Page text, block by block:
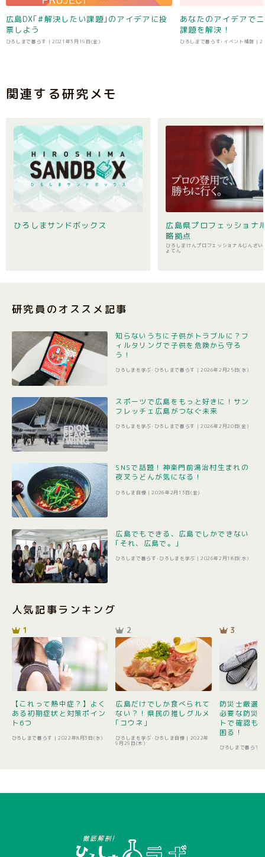
広島DX｢#解決したい課題｣のアイデアに投
票しよう
ひろしまで暮らす |2021年3月19日(金)
あなたのアイデアで
課題を解決！
ひろしまで暮らす･イベント情報 |
関連する研究メモ
ひろしまサンドボックス
広島県プロフェッショナ
略拠点
ひろしまけんプロフェッショナルじんざい
ょてん
研究員のオススメ記事
知らないうちに子供がトラブルに？フ
ィルタリングで子供を危険から守ろ
う！
ひろしまを学ぶ･ひろしまで暮らす | 2026年2月25日(水)
スポーツで広島をもっと好きに！サン
フレッチェ広島がつなぐ未来
ひろしまを学ぶ･ひろしまで暮らす | 2026年2月20日(金)
SNSで話題！神楽門前湯治村生まれの
夜叉うどんが気になる！
ひろしま自慢 |2026年2月13日(金)
広島でもできる、広島でしかできない
｢それ、広島で。｣
ひろしまで暮らす･ひろしまを学ぶ | 2026年2月18日(水)
人気記事ランキング
1
【これって熱中症？】よく
ある初期症状と対策ポイン
ト6つ
ひろしまで暮らす | 2022年8月3日(水)
2
広島だけでしか食べられて
ない？！県民の推しグルメ
｢コウネ｣
ひろしまを学ぶ･ひろしま自慢 | 2022年
9月29日(木)
3
防災士厳選
必要な防災
トで確認も
困る！
ひろしまで暮らす